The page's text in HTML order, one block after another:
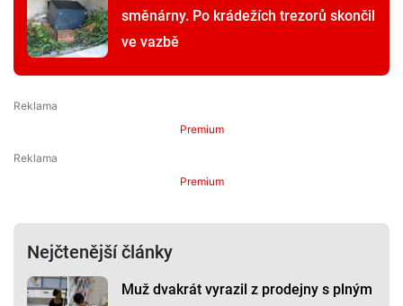
směnárny. Po krádežích trezorů skončil
ve vazbě
Premium
Premium
Nejčtenější články
Muž dvakrát vyrazil z prodejny s plným